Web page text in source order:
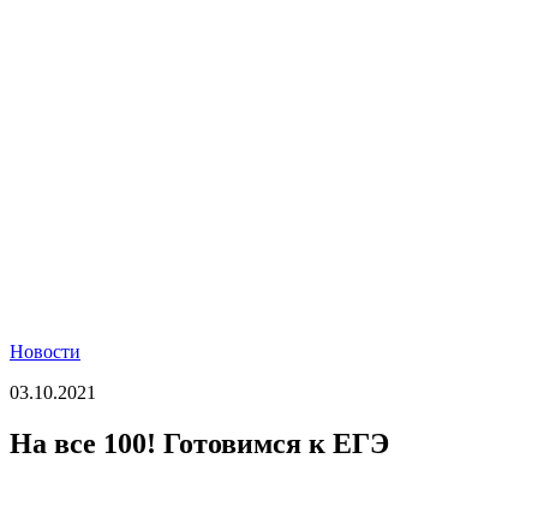
Новости
03.10.2021
На все 100! Готовимся к ЕГЭ